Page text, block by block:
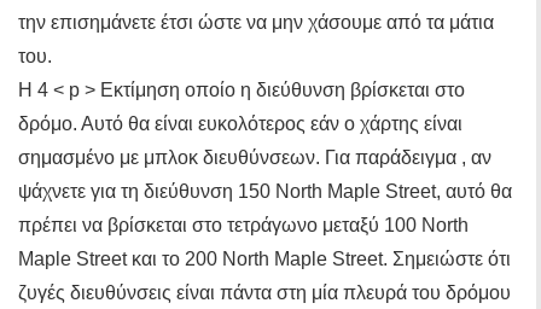
την επισημάνετε έτσι ώστε να μην χάσουμε από τα μάτια
του.
Η 4 < p > Εκτίμηση οποίο η διεύθυνση βρίσκεται στο
δρόμο. Αυτό θα είναι ευκολότερος εάν ο χάρτης είναι
σημασμένο με μπλοκ διευθύνσεων. Για παράδειγμα , αν
ψάχνετε για τη διεύθυνση 150 North Maple Street, αυτό θα
πρέπει να βρίσκεται στο τετράγωνο μεταξύ 100 North
Maple Street και το 200 North Maple Street. Σημειώστε ότι
ζυγές διευθύνσεις είναι πάντα στη μία πλευρά του δρόμου